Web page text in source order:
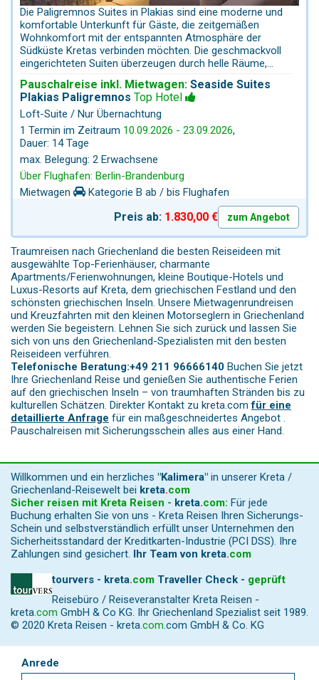
Die Paligremnos Suites in Plakias sind eine moderne und
komfortable Unterkunft für Gäste, die zeitgemäßen
Wohnkomfort mit der entspannten Atmosphäre der
Südküste Kretas verbinden möchten. Die geschmackvoll
eingerichteten Suiten überzeugen durch helle Räume,
angenehmes „Zuhause-auf-Zeit“-Gefühl schaffen – ideal
für Paare oder Individualreisende. Ein großer Pluspunkt ist
die sehr gute Lage: Der lange Sandstrand von Plakias und
die kleine Uferpromenade mit Tavernen, Cafés und
Geschäften sind in wenigen Gehminuten erreichbar. So
können Sie morgens ganz entspannt im Ort frühstücken –
in den zahlreichen Cafés direkt am Strand, die frischen
Kaffee, Gebäck und lokale Spezialitäten anbieten. Plakias
selbst ist ein angenehmer Ferienort mit authentischem
Charakter. Die Mischung aus Strand, Tavernen am Wasser
und entspannter Atmosphäre macht den Ort zu einem
idealen Platz für einen Urlaub ohne Massentourismus.
Pauschalreise inkl. Mietwagen: Seaside Suites
Plakias Paligremnos Top Hotel
Loft-Suite / Nur Übernachtung
1 Termin im Zeitraum 10.09.2026 - 23.09.2026,
Dauer: 14 Tage
max. Belegung: 2 Erwachsene
Über Flughafen: Berlin-Brandenburg
Mietwagen
Kategorie B ab / bis Flughafen
Preis ab: 1.830,00 € zum Angebot
Traumreisen nach Griechenland die besten Reiseideen mit
ausgewählte Top-Ferienhäuser, charmante
Apartments/Ferienwohnungen, kleine Boutique-Hotels und
Luxus-Resorts auf Kreta, dem griechischen Festland und den
schönsten griechischen Inseln. Unsere Mietwagenrundreisen
und Kreuzfahrten mit den kleinen Motorseglern in Griechenland
werden Sie begeistern. Lehnen Sie sich zurück und lassen Sie
sich von uns den Griechenland-Spezialisten mit den besten
Reiseideen verführen.
Telefonische Beratung:+49 211 96666140 Buchen Sie jetzt
Ihre Griechenland Reise und genießen Sie authentische Ferien
auf den griechischen Inseln – von traumhaften Stränden bis zu
kulturellen Schätzen. Direkter Kontakt zu kreta.comfür eine
detaillierte Anfrage für ein maßgeschneidertes Angebot .
Pauschalreisen mit Sicherungsschein alles aus einer Hand.
Willkommen und ein herzliches "Kalimera" in unserer Kreta /
Griechenland-Reisewelt bei kreta.com
Sicher reisen mit Kreta Reisen - kreta.com: Für jede
Buchung erhalten Sie von uns - Kreta Reisen Ihren Sicherungs-
Schein und selbstverständlich erfüllt unser Unternehmen den
Sicherheitsstandard der Kreditkarten-Industrie (PCI DSS). Ihre
Zahlungen sind gesichert. Ihr Team von kreta.com
tourvers - kreta.com Traveller Check - geprüft
Reisebüro / Reiseveranstalter Kreta Reisen -
kreta.com GmbH & Co KG. Ihr Griechenland Spezialist seit 1989.
© 2020 Kreta Reisen - kreta.com.com GmbH & Co. KG
Anrede